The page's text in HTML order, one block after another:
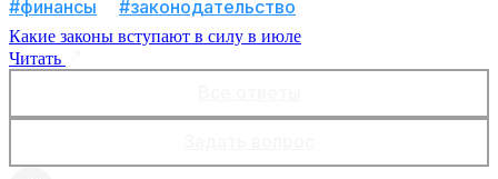
#финансы #законодательство
Какие законы вступают в силу в июле
Читать